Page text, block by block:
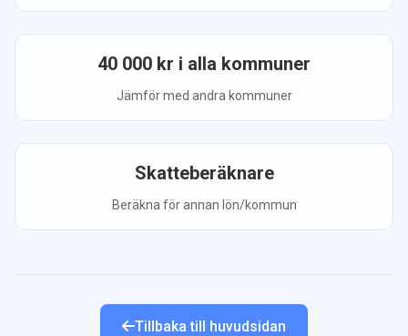
40 000 kr i alla kommuner
Jämför med andra kommuner
Skatteberäknare
Beräkna för annan lön/kommun
Tillbaka till huvudsidan